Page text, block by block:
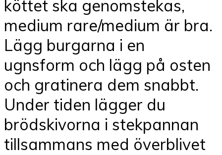
köttet ska genomstekas,
medium rare/medium är bra.
Lägg burgarna i en
ugnsform och lägg på osten
och gratinera dem snabbt.
Under tiden lägger du
brödskivorna i stekpannan
tillsammans med överblivet